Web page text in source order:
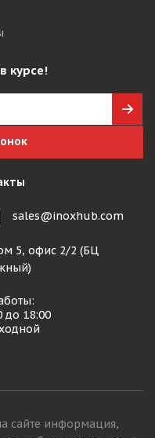
курсе!
sales@inoxhub.com
5, офис 2/2 (БЦ
до 18:00
сайте информация,